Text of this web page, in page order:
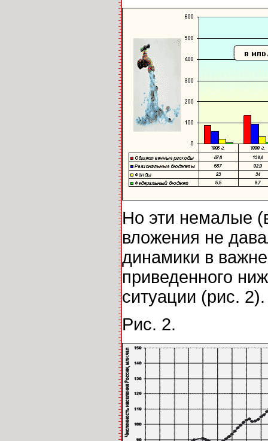
Но эти немалые
вложения не
динамики в
приведенного
ситуации (рис. 2).
Рис. 2.